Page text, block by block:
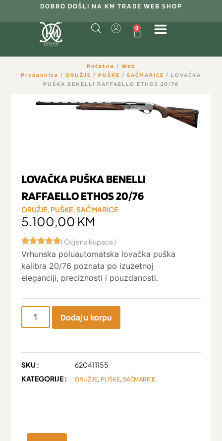
DOBRO DOŠLI NA KM TRADE WEB SHOP
0
Početna / Web
Prodavnica / ORUŽJE / PUŠKE / SAČMARICE / LOVAČKA
PUŠKA BENELLI RAFFAELLO ETHOS 20/76
LOVAČKA PUŠKA BENELLI
RAFFAELLO ETHOS 20/76
ORUŽJE, PUŠKE,SAČMARICE
5.100,00 KM
( Ocjena kupaca )
Vrhunska poluautomatska lovačka puška
kalibra 20/76 poznata po izuzetnoj
eleganciji, preciznosti i pouzdanosti.
Dodaj u korpu
SKU :
620411155
KATEGORIJE :
ORUŽJE, PUŠKE,SAČMARICE